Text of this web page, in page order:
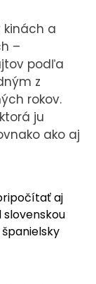
kinách a
–
podľa
z
rokov.
ju
ako aj
aj